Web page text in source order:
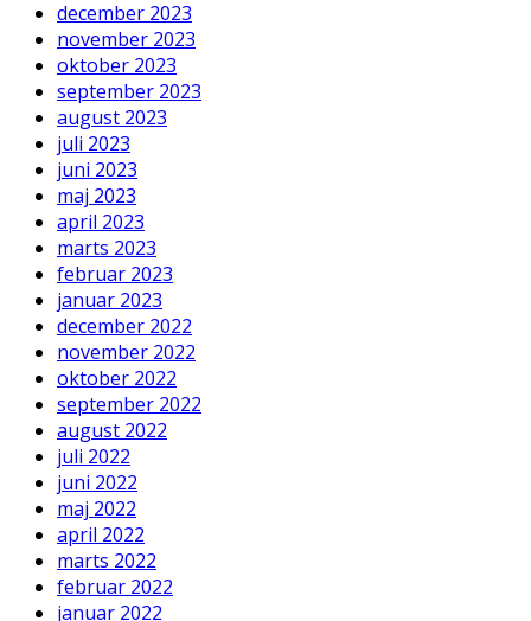
december 2023
november 2023
oktober 2023
september 2023
august 2023
juli 2023
juni 2023
maj 2023
april 2023
marts 2023
februar 2023
januar 2023
december 2022
november 2022
oktober 2022
september 2022
august 2022
juli 2022
juni 2022
maj 2022
april 2022
marts 2022
februar 2022
januar 2022